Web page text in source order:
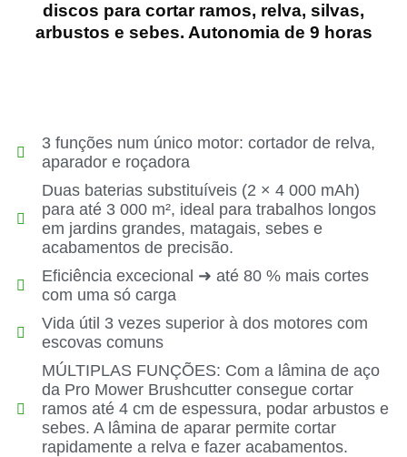
discos para cortar ramos, relva, silvas,
arbustos e sebes. Autonomia de 9 horas
3 funções num único motor: cortador de relva,
aparador e roçadora
Duas baterias substituíveis (2 × 4 000 mAh)
para até 3 000 m², ideal para trabalhos longos
em jardins grandes, matagais, sebes e
acabamentos de precisão.
Eficiência excecional ➜ até 80 % mais cortes
com uma só carga
Vida útil 3 vezes superior à dos motores com
escovas comuns
MÚLTIPLAS FUNÇÕES: Com a lâmina de aço
da Pro Mower Brushcutter consegue cortar
ramos até 4 cm de espessura, podar arbustos e
sebes. A lâmina de aparar permite cortar
rapidamente a relva e fazer acabamentos.